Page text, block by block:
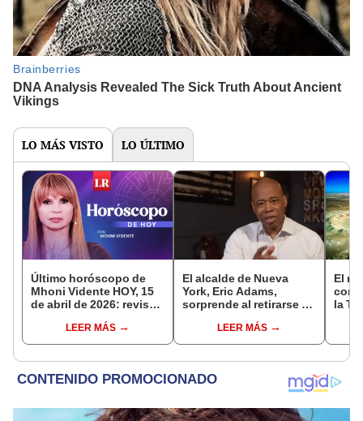
LO MÁS VISTO LO ÚLTIMO
Último horóscopo de
Mhoni Vidente HOY, 15
de abril de 2026: revisa
signo y entérate si te
espera un día
LEER MÁS
El alcalde de Nueva
York, Eric Adams,
sorprende al retirarse de
demócratas para buscar
reelección
LEER MÁS
El
con
la